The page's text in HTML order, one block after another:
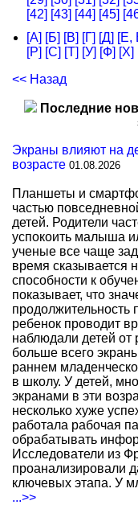
[42] [43] [44] [45]
[А] [Б] [В] [Г] [Д] [Е,
[Р] [С] [Т] [У] [Ф] [Х]
<< Назад
Последние
Экраны влияют на
возрасте 01.08.2026
Планшеты и
частью
детей. Родители
успокоить малыша
ученые все чаще
время сказывается
способности к
показывает, что
продолжительность
ребенок проводит
наблюдали детей от
больше всего
раннем
в школу. У детей,
экранами в эти
несколько хуже
работала рабочая
обрабатывать
Исследователи из
проанализировали
ключевых этапа. У
...>>